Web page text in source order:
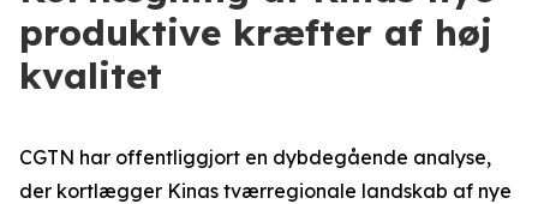
produktive kræfter af høj
kvalitet
CGTN har offentliggjort en dybdegående analyse,
der kortlægger Kinas tværregionale landskab af nye